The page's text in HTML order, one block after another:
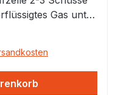
Gas unter
80
bis + 25 °C
°C bis + 50 °C